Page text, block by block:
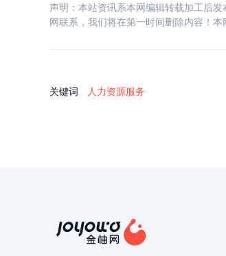
声明：本站资讯系本网编辑转载加工后
网联系，我们将在第一时间删除内容！本
关键词 人力资源服务